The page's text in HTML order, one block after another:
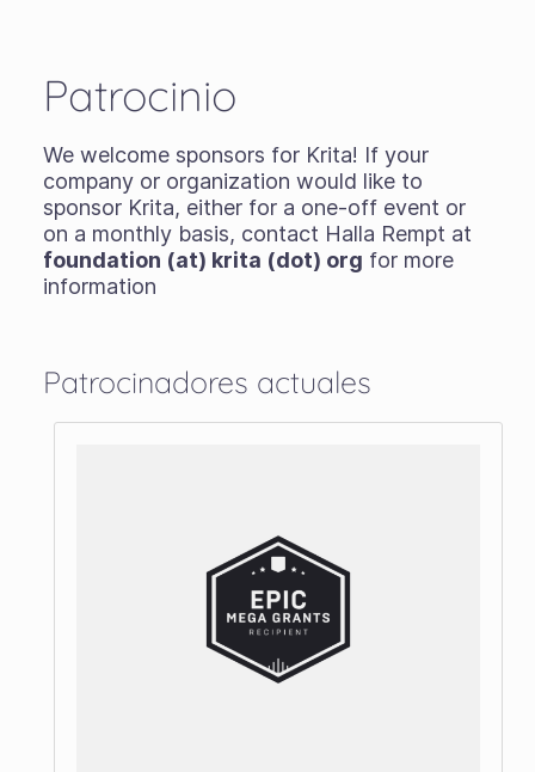
Patrocinio
We welcome sponsors for Krita! If your
company or organization would like to
sponsor Krita, either for a one-off event or
on a monthly basis, contact Halla Rempt at
foundation (at) krita (dot) org for more
information
Patrocinadores actuales